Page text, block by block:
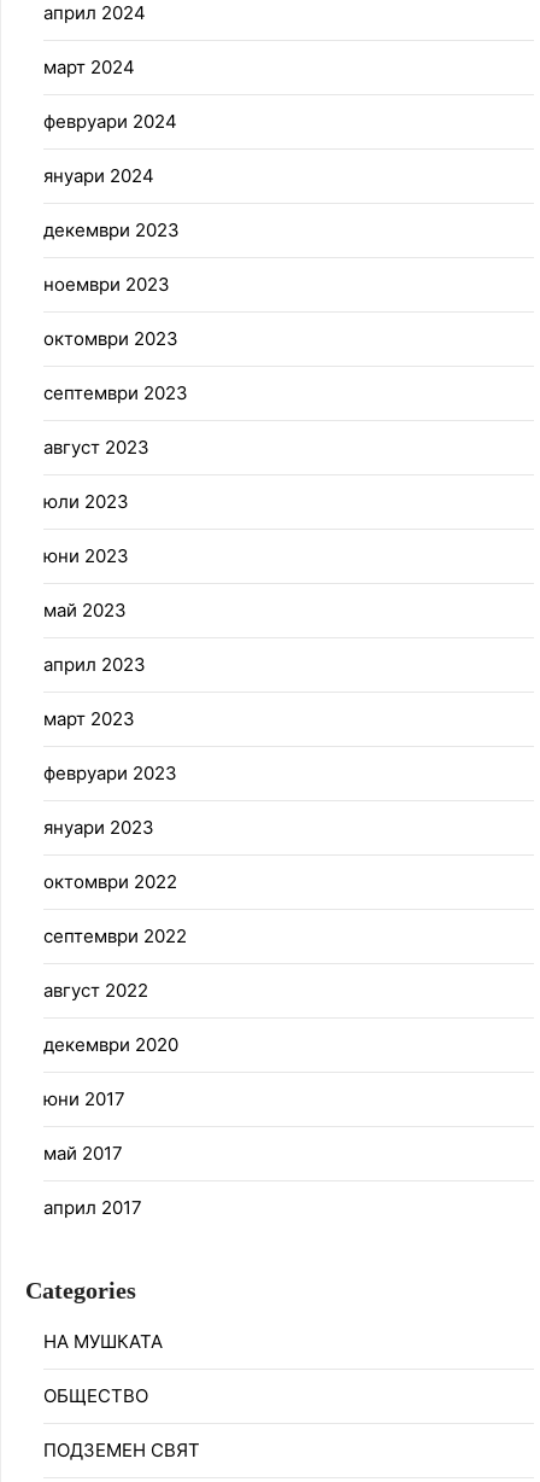
април 2024
март 2024
февруари 2024
януари 2024
декември 2023
ноември 2023
октомври 2023
септември 2023
август 2023
юли 2023
юни 2023
май 2023
април 2023
март 2023
февруари 2023
януари 2023
октомври 2022
септември 2022
август 2022
декември 2020
юни 2017
май 2017
април 2017
Categories
НА МУШКАТА
ОБЩЕСТВО
ПОДЗЕМЕН СВЯТ